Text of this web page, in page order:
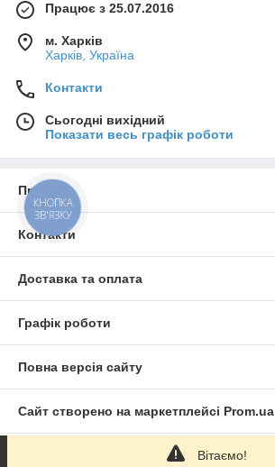
Працює з 25.07.2016
м. Харків
Харків, Україна
Контакти
Сьогодні вихідний
Показати весь графік роботи
Про нас
Контакти
Доставка та оплата
Графік роботи
Повна версія сайту
Сайт створено на маркетплейсі Prom.ua
Політика конфіденційності Вітаємо!
КНОПКА
ЗВ'ЯЗКУ